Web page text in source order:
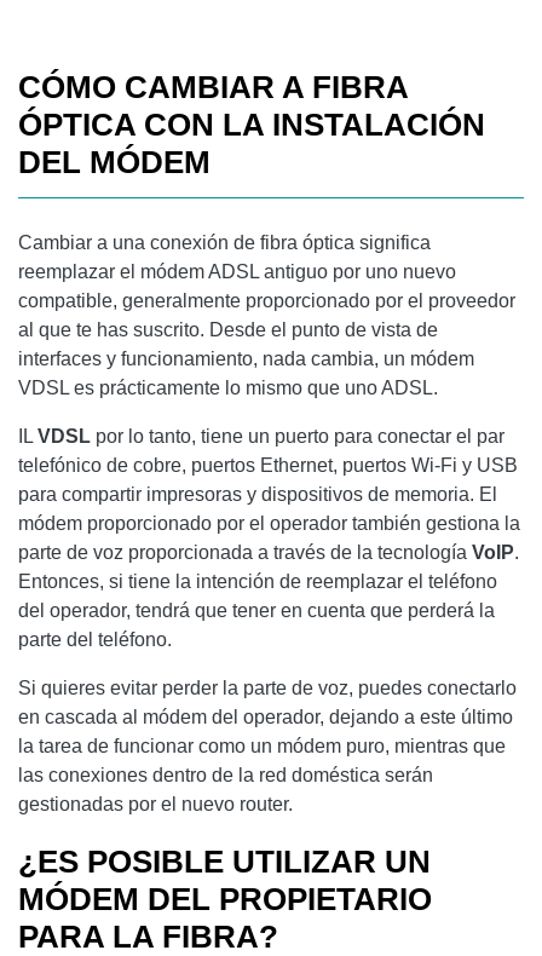
CÓMO CAMBIAR A FIBRA
ÓPTICA CON LA INSTALACIÓN
DEL MÓDEM
Cambiar a una conexión de fibra óptica significa
reemplazar el módem ADSL antiguo por uno nuevo
compatible, generalmente proporcionado por el proveedor
al que te has suscrito. Desde el punto de vista de
interfaces y funcionamiento, nada cambia, un módem
VDSL es prácticamente lo mismo que uno ADSL.
IL VDSL por lo tanto, tiene un puerto para conectar el par
telefónico de cobre, puertos Ethernet, puertos Wi-Fi y USB
para compartir impresoras y dispositivos de memoria. El
módem proporcionado por el operador también gestiona la
parte de voz proporcionada a través de la tecnología VoIP.
Entonces, si tiene la intención de reemplazar el teléfono
del operador, tendrá que tener en cuenta que perderá la
parte del teléfono.
Si quieres evitar perder la parte de voz, puedes conectarlo
en cascada al módem del operador, dejando a este último
la tarea de funcionar como un módem puro, mientras que
las conexiones dentro de la red doméstica serán
gestionadas por el nuevo router.
¿ES POSIBLE UTILIZAR UN
MÓDEM DEL PROPIETARIO
PARA LA FIBRA?